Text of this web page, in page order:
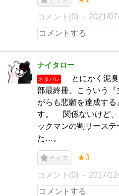
コメント(0) 2021/
ナイタロー
ネタバレ
とにかく泥臭
部最終冊。こういう
がらも悲願を達成す
す。 関係ないけど、
ックマンの割リース
た…。
ナイス ★3
コメント(0) 2017/